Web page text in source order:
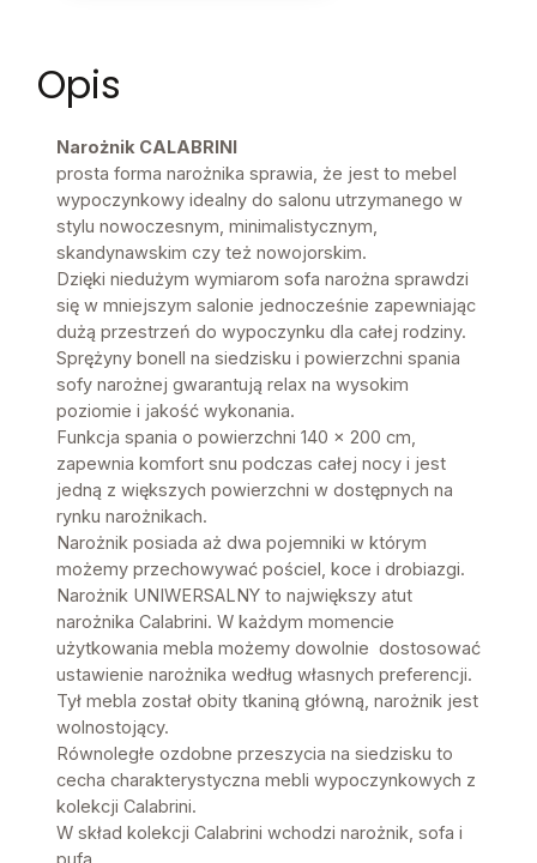
Opis
Narożnik CALABRINI
prosta forma narożnika sprawia, że jest to mebel
wypoczynkowy idealny do salonu utrzymanego w
stylu nowoczesnym, minimalistycznym,
skandynawskim czy też nowojorskim.
Dzięki niedużym wymiarom sofa narożna sprawdzi
się w mniejszym salonie jednocześnie zapewniając
dużą przestrzeń do wypoczynku dla całej rodziny.
Sprężyny bonell na siedzisku i powierzchni spania
sofy narożnej gwarantują relax na wysokim
poziomie i jakość wykonania.
Funkcja spania o powierzchni 140 x 200 cm,
zapewnia komfort snu podczas całej nocy i jest
jedną z większych powierzchni w dostępnych na
rynku narożnikach.
Narożnik posiada aż dwa pojemniki w którym
możemy przechowywać pościel, koce i drobiazgi.
Narożnik UNIWERSALNY to największy atut
narożnika Calabrini. W każdym momencie
użytkowania mebla możemy dowolnie dostosować
ustawienie narożnika według własnych preferencji.
Tył mebla został obity tkaniną główną, narożnik jest
wolnostojący.
Równoległe ozdobne przeszycia na siedzisku to
cecha charakterystyczna mebli wypoczynkowych z
kolekcji Calabrini.
W skład kolekcji Calabrini wchodzi narożnik, sofa i
pufa.